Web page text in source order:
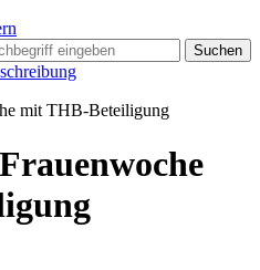
Suchen
mit THB-Beteiligung